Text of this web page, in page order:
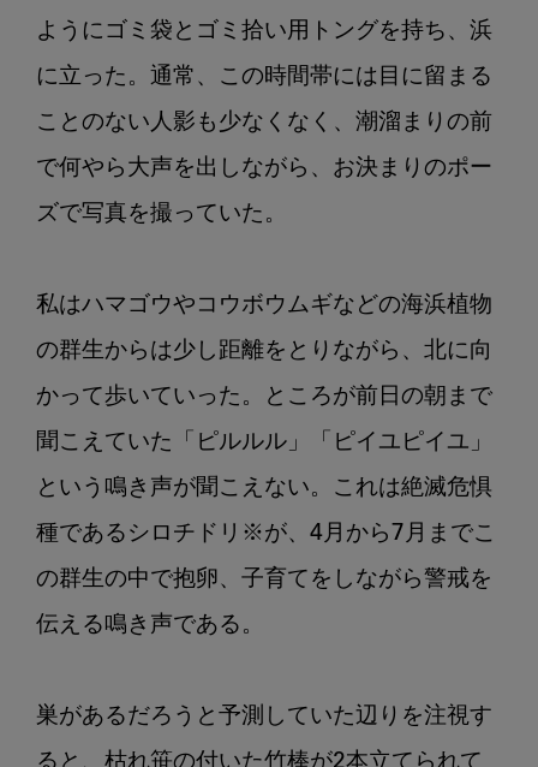
ようにゴミ袋とゴミ拾い用トングを持ち、浜
に立った。通常、この時間帯には目に留まる
ことのない人影も少なくなく、潮溜まりの前
で何やら大声を出しながら、お決まりのポー
ズで写真を撮っていた。
私はハマゴウやコウボウムギなどの海浜植物
の群生からは少し距離をとりながら、北に向
かって歩いていった。ところが前日の朝まで
聞こえていた「ピルルル」「ピイユピイユ」
という鳴き声が聞こえない。これは絶滅危惧
種であるシロチドリ※が、4月から7月までこ
の群生の中で抱卵、子育てをしながら警戒を
伝える鳴き声である。
巣があるだろうと予測していた辺りを注視す